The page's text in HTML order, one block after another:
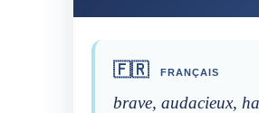
🇫🇷 FRANÇAIS
brave, audacieux,